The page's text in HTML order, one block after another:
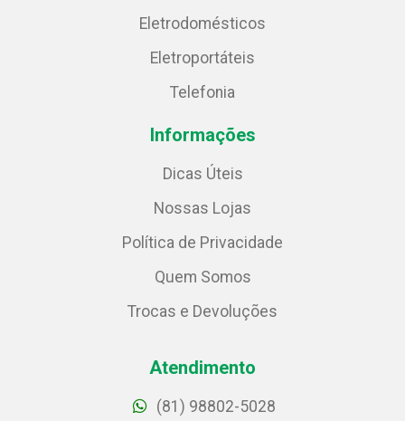
Eletrodomésticos
Eletroportáteis
Telefonia
Informações
Dicas Úteis
Nossas Lojas
Política de Privacidade
Quem Somos
Trocas e Devoluções
Atendimento
(81) 98802-5028